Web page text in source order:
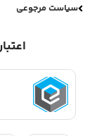
سیاست مرجوعی